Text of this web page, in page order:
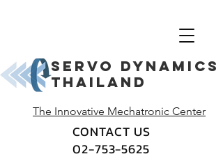
The Innovative Mechatronic Center
CONTACT US
02-753-5625
Servo dynamics
thailand